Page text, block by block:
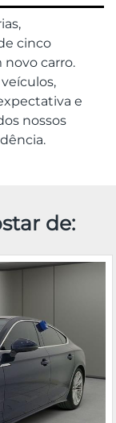
cinco
carro.
e
nossos
de: